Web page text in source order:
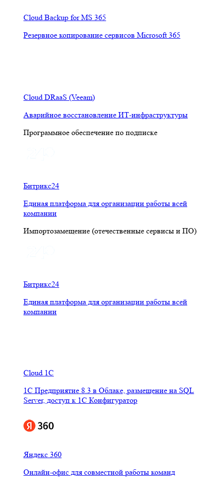
Cloud Backup for MS 365
Резервное копирование сервисов Microsoft 365
Cloud DRaaS (Veeam)
Аварийное восстановление ИТ-инфраструктуры
Программное обеспечение по подписке
Битрикс24
Единая платформа для организации работы всей
компании
Импортозамещение (отечественные сервисы и ПО)
Битрикс24
Единая платформа для организации работы всей
компании
Cloud 1C
1С Предприятие 8.3 в Облаке, размещение на SQL
Server, доступ к 1С Конфигуратор
Яндекс 360
Онлайн-офис для совместной работы команд